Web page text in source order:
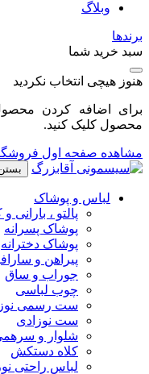
وبلاگ
برندها
سبد خرید شما
هنوز هیچی انتخاب نکردید
برای اضافه کردن
محصول کلیک کنید.
مشاهده صفحه اول
لباس و پوشاک
پالتو ، بارانی
پوشاک پسرانه
پوشاک دخترانه
پیراهن و
جوراب و ساق
چوب لباسی
ست رسمی
ست نوزادی
شلوار و
کلاه دستکش
لباس راحتی